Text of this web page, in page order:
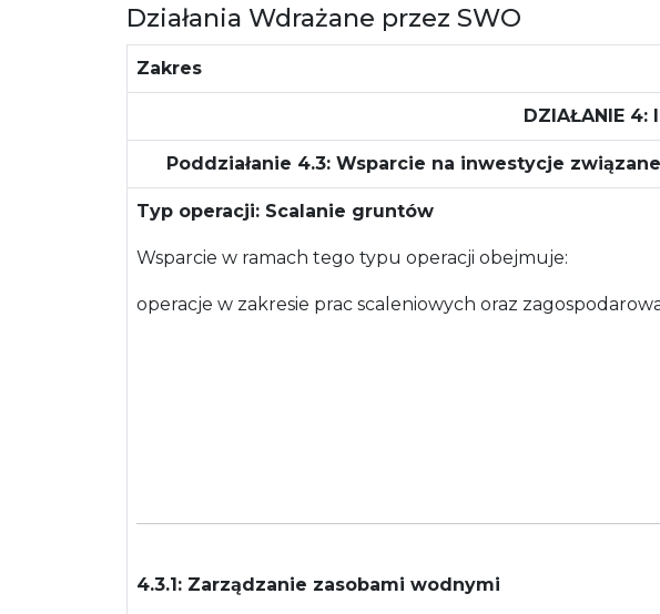
Działania Wdrażane przez SWO
Zakres
DZIAŁANIE 4:
Poddziałanie 4.3: Wsparcie na inwestycje
Typ operacji: Scalanie gruntów
Wsparcie w ramach tego typu operacji obejmuje:
operacje w zakresie prac scaleniowych oraz
4.3.1: Zarządzanie zasobami wodnymi